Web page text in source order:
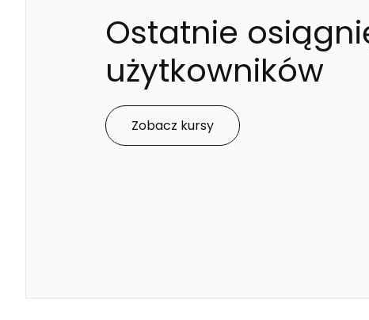
Ostatnie
użytkowników
Zobacz kursy